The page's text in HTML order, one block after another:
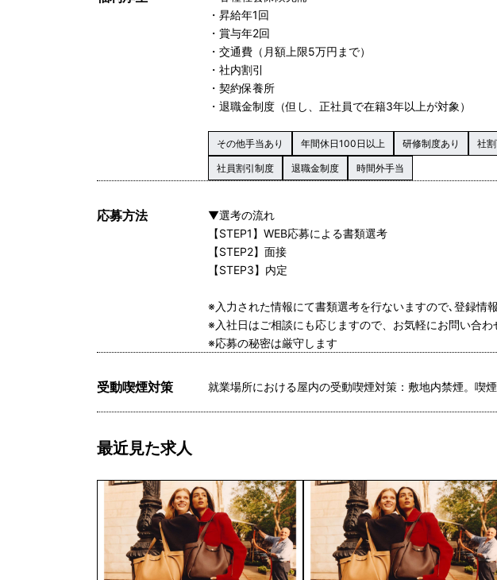
・昇給年1回
・賞与年2回
・交通費（月額上限5万円まで）
・社内割引
・契約保養所
・退職金制度（但し、正社員で在籍3年以上が対象）
その他手当あり 年間休日100日以上 研修制度あり 社
社員割引制度 退職金制度 時間外手当
応募方法
▼選考の流れ
【STEP1】WEB応募による書類選考
【STEP2】面接
【STEP3】内定
※入力された情報にて書類選考を行ないますので､登録情
※入社日はご相談にも応じますので、お気軽にお問い合わ
※応募の秘密は厳守します
受動喫煙対策 就業場所における屋内の受動喫煙対策：敷地内禁煙。喫
最近見た求人